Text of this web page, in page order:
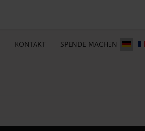
KONTAKT SPENDE MACHEN